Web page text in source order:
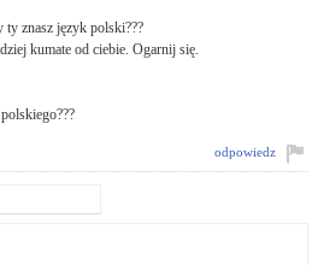
ty znasz język polski???
kumate od ciebie. Ogarnij się.
odpowiedz